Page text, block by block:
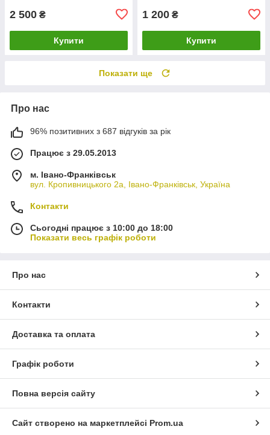
2 500 ₴
Купити
1 200 ₴
Купити
Показати ще
Про нас
96% позитивних з 687 відгуків за рік
Працює з 29.05.2013
м. Івано-Франківськ
вул. Кропивницького 2а, Івано-Франківськ, Україна
Контакти
Сьогодні працює з 10:00 до 18:00
Показати весь графік роботи
Про нас
Контакти
Доставка та оплата
Графік роботи
Повна версія сайту
Сайт створено на маркетплейсі Prom.ua